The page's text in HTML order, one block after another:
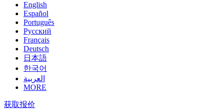
English
Español
Português
Pусский
Français
Deutsch
日本語
한국어
العربية
MORE
获取报价